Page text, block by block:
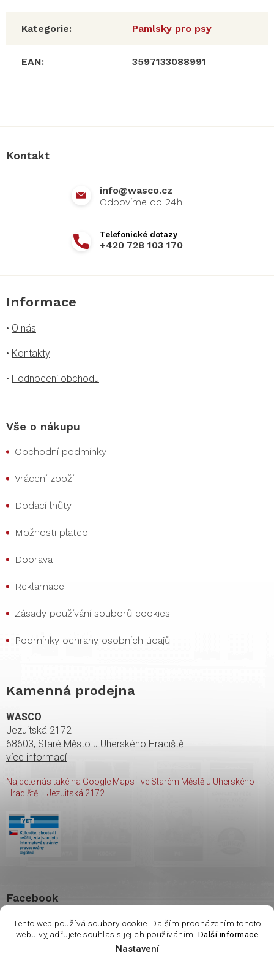
Tento web používá soubory cookie. Dalším procházením tohoto
webu vyjadřujete souhlas s jejich používáním. Další informace
Nastavení
Kategorie: Pamlsky pro psy
EAN: 3597133088991
Kontakt
info@wasco.cz
+420 728 103 170
Informace
• O nás
• Kontakty
• Hodnocení obchodu
Vše o nákupu
Obchodní podmínky
Vrácení zboží
Dodací lhůty
Možnosti plateb
Doprava
Reklamace
Zásady používání souborů cookies
Podmínky ochrany osobních údajů
Kamenná prodejna
WASCO
Jezuitská 2172
68603, Staré Město u Uherského Hradiště
více informací
Najdete nás také na Google Maps - ve Starém Městě u Uherského
Hradiště – Jezuitská 2172.
Facebook